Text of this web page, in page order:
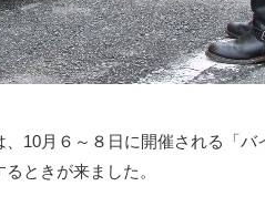
10月６～８日に開催される「バ
ときが来ました。